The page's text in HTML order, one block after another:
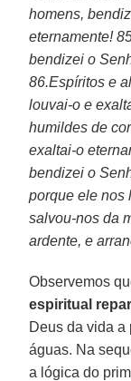
homens,
eternamente!
bendizei o
86.Espíritos e
louvai-o e
humildes de
exaltai-o
bendizei o
porque ele nos
salvou-nos da
ardente, e
Observemos
espiritual
Deus da vida a
águas. Na
a lógica do